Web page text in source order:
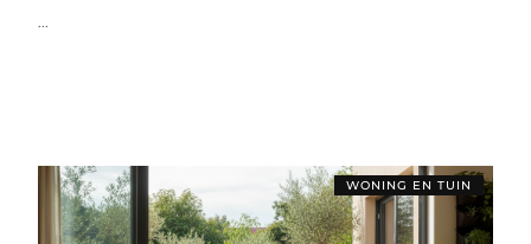
...
WONING EN TUIN